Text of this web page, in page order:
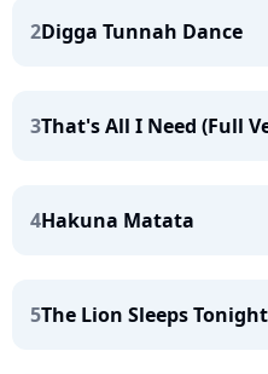
2Digga Tunnah Dance
3That's All I Need (Full
4Hakuna Matata
5The Lion Sleeps Tonight